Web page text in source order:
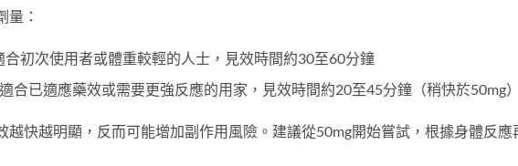
量：
合初次使用者或體重較輕的人士，見效時間約30至60分鐘
適合已適應藥效或需要更強反應的用家，見效時間約20至45分鐘（稍快於50mg）
越快越明顯，反而可能增加副作用風險。建議從50mg開始嘗試，根據身體反應